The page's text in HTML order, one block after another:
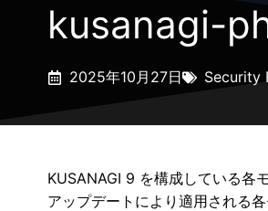
kusanagi-
2025年10月27日 Security
KUSANAGI 9 を構成している各
アップデートにより適用される